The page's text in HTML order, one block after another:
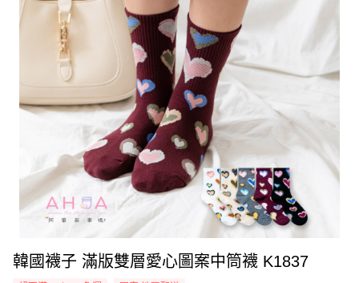
韓國襪子 滿版雙層愛心圖案中筒襪 K1837